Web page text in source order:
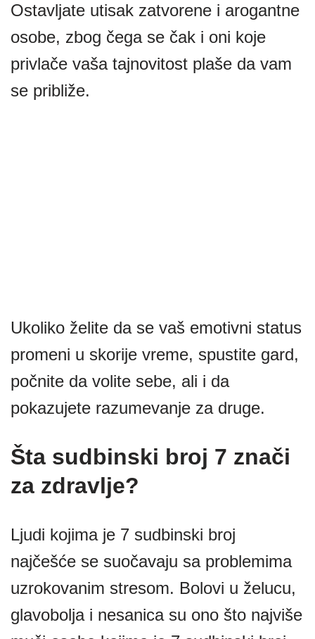
Ostavljate utisak zatvorene i arogantne
osobe, zbog čega se čak i oni koje
privlače vaša tajnovitost plaše da vam
se približe.
Ukoliko želite da se vaš emotivni status
promeni u skorije vreme, spustite gard,
počnite da volite sebe, ali i da
pokazujete razumevanje za druge.
Šta sudbinski broj 7 znači
za zdravlje?
Ljudi kojima je 7 sudbinski broj
najčešće se suočavaju sa problemima
uzrokovanim stresom. Bolovi u želucu,
glavobolja i nesanica su ono što najviše